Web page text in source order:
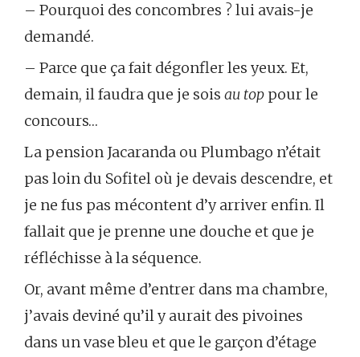
– Pourquoi des concombres ? lui avais-je
demandé.
– Parce que ça fait dégonfler les yeux. Et,
demain, il faudra que je sois au top pour le
concours…
La pension Jacaranda ou Plumbago n’était
pas loin du Sofitel où je devais descendre, et
je ne fus pas mécontent d’y arriver enfin. Il
fallait que je prenne une douche et que je
réfléchisse à la séquence.
Or, avant même d’entrer dans ma chambre,
j’avais deviné qu’il y aurait des pivoines
dans un vase bleu et que le garçon d’étage